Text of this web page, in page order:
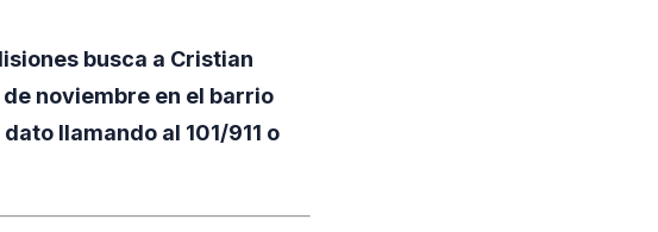
busca a Cristian
noviembre en el barrio
llamando al 101/911 o